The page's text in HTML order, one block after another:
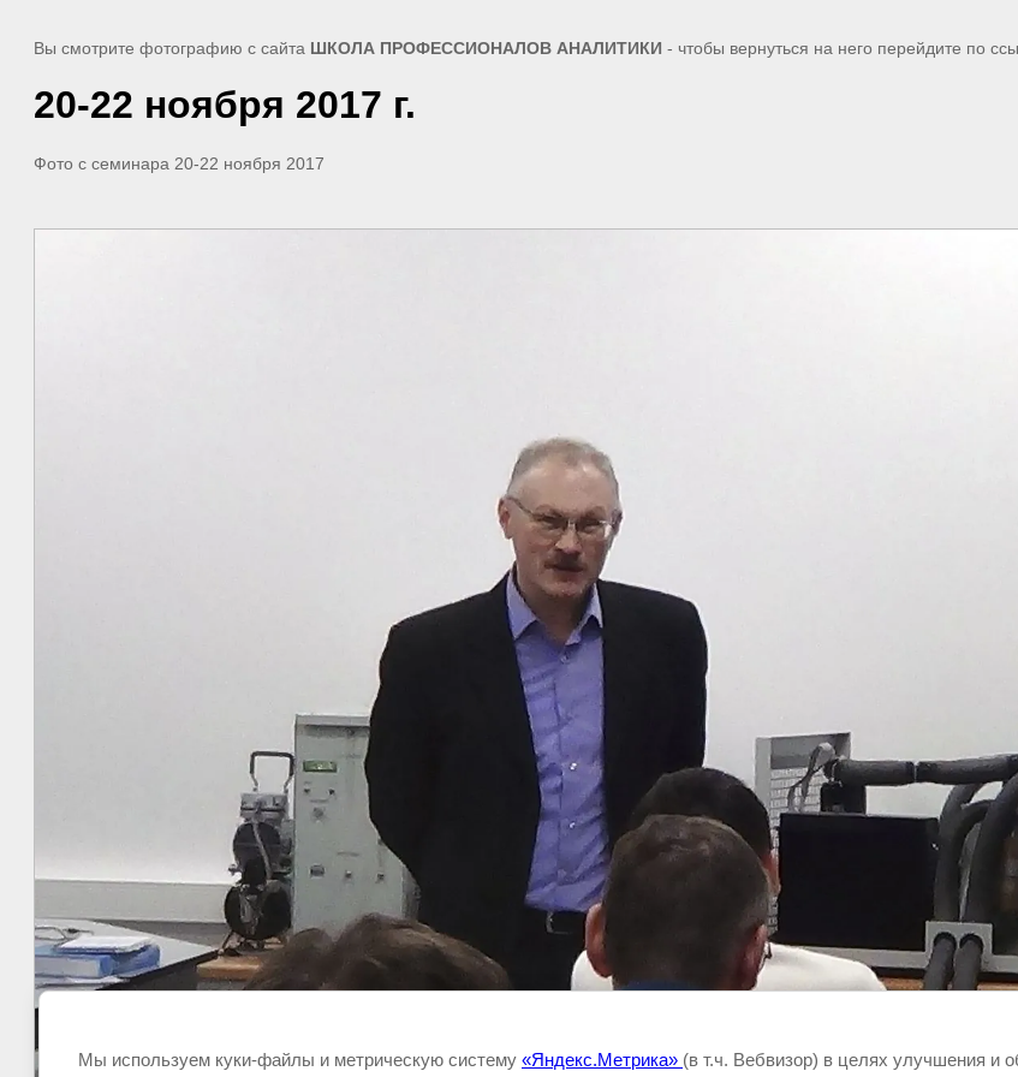
Вы смотрите фотографию с сайта ШКОЛА ПРОФЕССИОНАЛОВ АНАЛИТИКИ - чтобы вернуться на него перейдите по
20-22 ноября 2017 г.
Фото с семинара 20-22 ноября 2017
Мы используем куки-файлы и метрическую систему «Яндекс.Метрика» (в т.ч. Вебвизор) в целях улучшения и